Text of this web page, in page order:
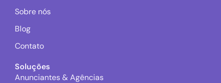
Sobre nós
Blog
Contato
Soluções
Anunciantes & Agências